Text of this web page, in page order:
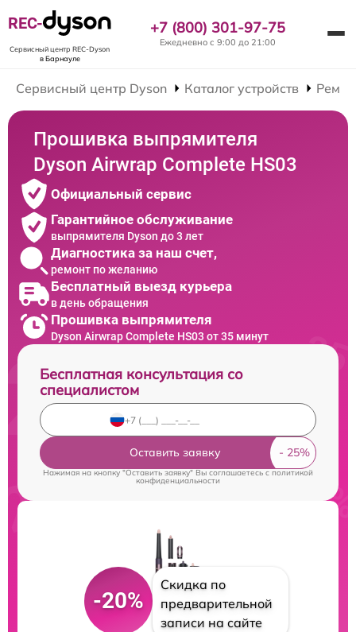
REC-
Сервисный центр REC-Dyson
в Барнауле
+7 (800) 301-97-75
Ежедневно с 9:00 до 21:00
Сервисный центр Dyson Каталог устройств
Прошивка выпрямителя
Dyson Airwrap Complete HS03
Официальный сервис
Гарантийное обслуживание
выпрямителя Dyson до 3 лет
Диагностика за наш счет,
ремонт по желанию
Бесплатный выезд курьера
в день обращения
Прошивка выпрямителя
Dyson Airwrap Complete HS03 от 35 минут
Бесплатная консультация со
специалистом
Оставить заявку
Нажимая на кнопку "Оставить заявку" Вы соглашаетесь cполитикой
конфиденциальности
-20%
Скидка по
предварительной
записи на сайте